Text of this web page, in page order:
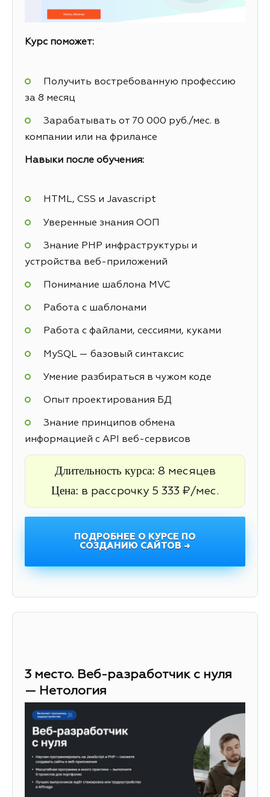
Курс поможет:
Получить востребованную профессию
за 8 месяц
Зарабатывать от 70 000 руб./мес. в
компании или на фрилансе
Навыки после обучения:
HTML, CSS и Javascript
Уверенные знания ООП
Знание PHP инфраструктуры и
устройства веб-приложений
Понимание шаблона MVC
Работа с шаблонами
Работа с файлами, сессиями, куками
MySQL — базовый синтаксис
Умение разбираться в чужом коде
Опыт проектирования БД
Знание принципов обмена
информацией с API веб-сервисов
Длительность курса: 8 месяцев
Цена: в рассрочку 5 333 ₽/мес.
ПОДРОБНЕЕ О КУРСЕ ПО
СОЗДАНИЮ САЙТОВ →
3 место. Веб-разработчик с нуля
— Нетология